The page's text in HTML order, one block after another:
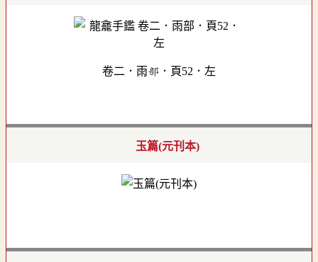
卷二．雨部．頁52．左
玉篇(元刊本)